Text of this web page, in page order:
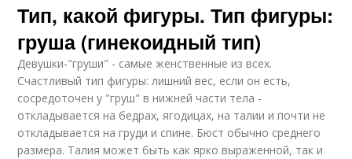
Тип, какой фигуры. Тип фигуры:
груша (гинекоидный тип)
Девушки-"груши" - самые женственные из всех.
Счастливый тип фигуры: лишний вес, если он есть,
сосредоточен у "груш" в нижней части тела -
откладывается на бедрах, ягодицах, на талии и почти не
откладывается на груди и спине. Бюст обычно среднего
размера. Талия может быть как ярко выраженной, так и